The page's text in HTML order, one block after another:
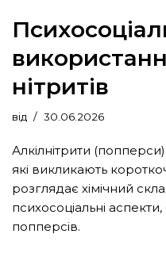
нітритів
від 30.06.2026
Алкілнітрити (попперси)
які викликають
розглядає хімічний
психосоціальні
попперсів.